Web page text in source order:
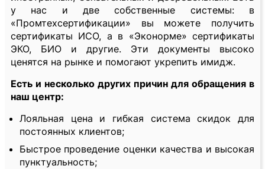
у нас и две собственные системы: в
«Промтехсертификации» вы можете получить
сертификаты ИСО, а в «Эконорме» сертификаты
ЭКО, БИО и другие. Эти документы высоко
ценятся на рынке и помогают укрепить имидж.
Есть и несколько других причин для обращения в
наш центр:
Лояльная цена и гибкая система скидок для
постоянных клиентов;
Быстрое проведение оценки качества и высокая
пунктуальность;